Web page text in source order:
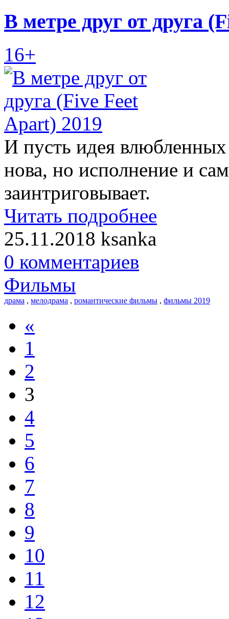
В метре друг от друга
16+
И пусть идея
нова, но исполнение и
заинтриговывает.
Читать подробнее
25.11.2018 ksanka
0 комментариев
Фильмы
драма , мелодрама , романтические фильмы , фильмы 2019
«
1
2
3
4
5
6
7
8
9
10
11
12